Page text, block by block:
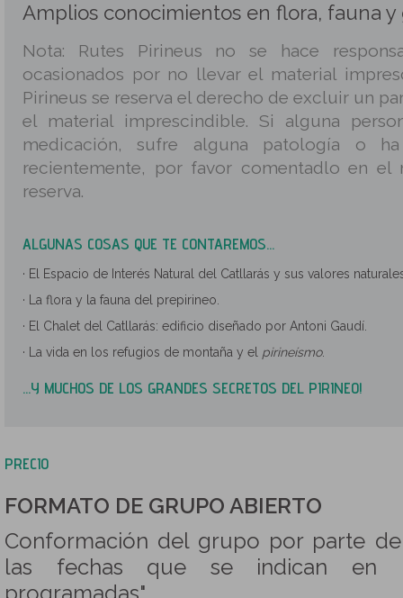
Amplios conocimientos en flora, fauna
Nota: Rutes Pirineus no se hace
ocasionados por no llevar el material
Pirineus se reserva el derecho de excluir un
el material imprescindible. Si alguna
medicación, sufre alguna patología o
recientemente, por favor comentadlo en el
reserva.
ALGUNAS COSAS QUE TE CONTAREMOS...
· El Espacio de Interés Natural del Catllarás y sus valores
· La flora y la fauna del prepirineo.
· El Chalet del Catllarás: edificio diseñado por Antoni Gaudí.
· La vida en los refugios de montaña y el pirineísmo.
...Y MUCHOS DE LOS GRANDES SECRETOS DEL PIRINEO!
PRECIO
FORMATO DE GRUPO ABIERTO
Conformación del grupo por parte de
las fechas que se indican en